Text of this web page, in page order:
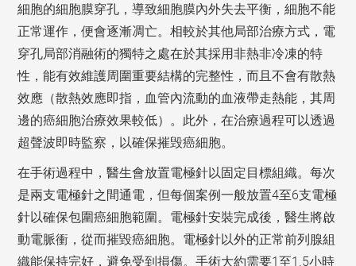
細胞的細胞膜穿孔，導致細胞膜內外失去平衡，細胞不能
正常運作，便會逐漸凋亡。相較於其他局部治療方式，電
穿孔局部消融術的獨特之處在於其採用非熱非冷凍的特
性，能有效維護周圍重要結構的完整性，而且不會有散熱
效應（散熱效應即指，血管內流動的血液帶走熱能，其周
邊的癌細胞治療效果較低）。此外，在治療過程可以透過
超聲波即時監察，以確保摧毁癌細胞。
在手術過程中，醫生會放置電極針以固定目標組織。每次
是兩支電極針之間通電，但每個案例一般放置4至6支電極
針以確保包圍癌細胞範圍。電極針安裝完成後，醫生將啟
動電脈衝，從而摧毀癌細胞。電極針以外的正常前列腺組
織能保持完好，避免受到損傷。手術大約需要1至1.5小時